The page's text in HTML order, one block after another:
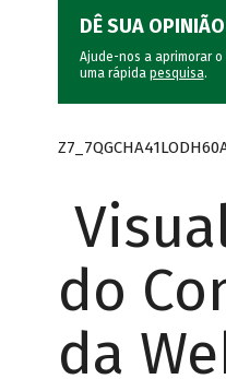
DÊ SUA OPINIÃO
Ajude-nos a aprimorar o
uma rápida pesquisa.
do
da